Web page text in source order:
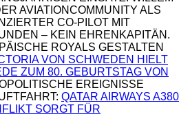
AVIATIONCOMMUNITY ALS V
CO-PILOT MIT T
– KEIN EHRENKAPITÄN. A
ROYALS GESTALTEN I
VON SCHWEDEN HIELT
ZUM 80. GEBURTSTAG VON
EREIGNISSE
QATAR AIRWAYS A380
SORGT FÜR